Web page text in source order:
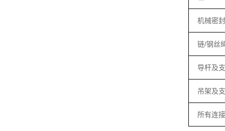
机械密封
链/钢丝
导杆及
吊架及
所有连